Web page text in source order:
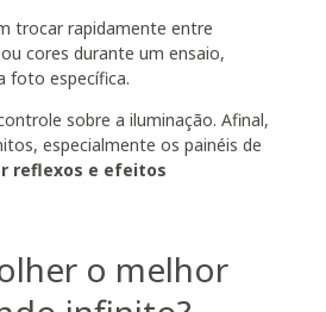
trocar rapidamente entre
cores durante um ensaio,
foto específica.
sobre a iluminação. Afinal,
especialmente os painéis de
reflexos e efeitos
o melhor